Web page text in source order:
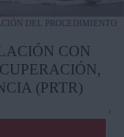
DEL PROCEDIMIENTO
CON
(PRTR)